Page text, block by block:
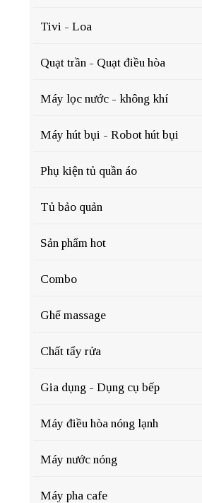
Tivi - Loa
Quạt trần - Quạt điều hòa
Máy lọc nước - không khí
Máy hút bụi - Robot hút bụi
Phụ kiện tủ quần áo
Tủ bảo quản
Sản phẩm hot
Combo
Ghế massage
Chất tẩy rửa
Gia dụng - Dụng cụ bếp
Máy điều hòa nóng lạnh
Máy nước nóng
Máy pha cafe